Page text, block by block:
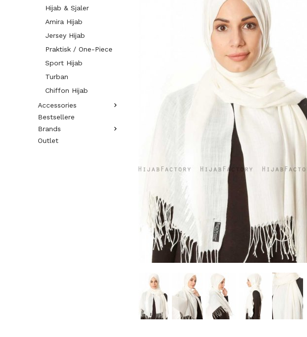
Hijab & Sjaler
Amira Hijab
Jersey Hijab
Praktisk / One-Piece
Sport Hijab
Turban
Chiffon Hijab
Accessories
Bestsellere
Brands
Outlet